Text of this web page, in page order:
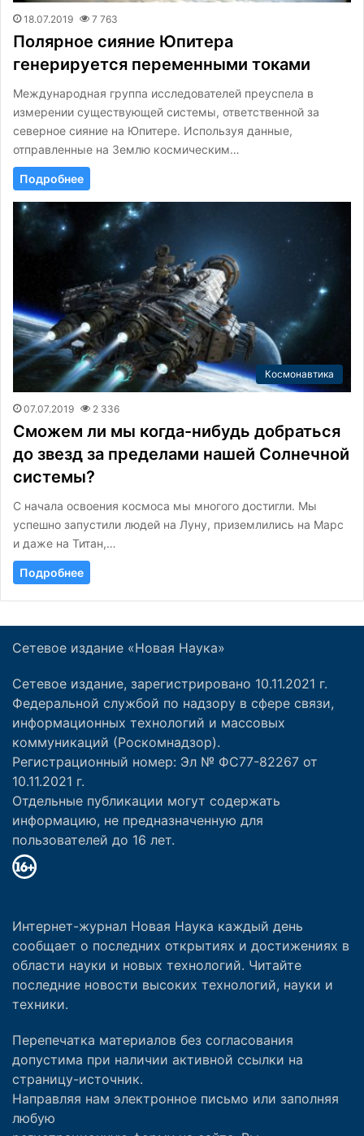
18.07.2019 7 763
Полярное сияние Юпитера
генерируется переменными токами
Международная группа исследователей преуспела в
измерении существующей системы, ответственной за
северное сияние на Юпитере. Используя данные,
отправленные на Землю космическим…
Подробнее
Космонавтика
07.07.2019 2 336
Сможем ли мы когда-нибудь добраться
до звезд за пределами нашей Солнечной
системы?
С начала освоения космоса мы многого достигли. Мы
успешно запустили людей на Луну, приземлились на Марс
и даже на Титан,…
Подробнее
Сетевое издание «Новая Наука»
Сетевое издание, зарегистрировано 10.11.2021 г.
Федеральной службой по надзору в сфере связи,
информационных технологий и массовых
коммуникаций (Роскомнадзор).
Регистрационный номер: Эл № ФС77-82267 от
10.11.2021 г.
Отдельные публикации могут содержать
информацию, не предназначенную для
пользователей до 16 лет.
Интернет-журнал Новая Наука каждый день
сообщает о последних открытиях и достижениях в
области науки и новых технологий. Читайте
последние новости высоких технологий, науки и
техники.
Перепечатка материалов без согласования
допустима при наличии активной ссылки на
страницу-источник.
Направляя нам электронное письмо или заполняя
любую